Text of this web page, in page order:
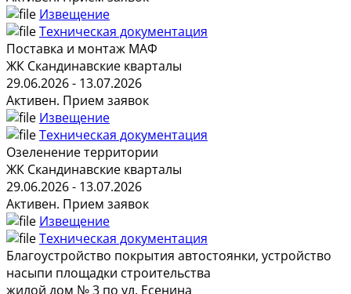
Извещение
Техническая документация
Поставка и монтаж МАФ
ЖК Скандинавские кварталы
29.06.2026 - 13.07.2026
Активен. Прием заявок
Извещение
Техническая документация
Озеленение территории
ЖК Скандинавские кварталы
29.06.2026 - 13.07.2026
Активен. Прием заявок
Извещение
Техническая документация
Благоустройство покрытия автостоянки, устройство
насыпи площадки строительства
жилой дом № 3 по ул. Есенина